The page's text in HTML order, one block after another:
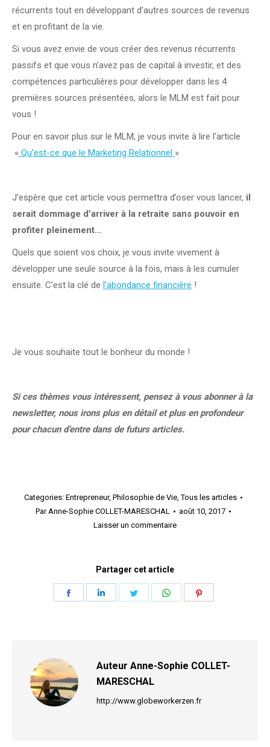
récurrents tout en développant d’autres sources de revenus
et en profitant de la vie.
Si vous avez envie de vous créer des revenus récurrents
passifs et que vous n’avez pas de capital à investir, et des
compétences particulières pour développer dans les 4
premières sources présentées, alors le MLM est fait pour
vous !
Pour en savoir plus sur le MLM, je vous invite à lire l’article
« Qu’est-ce que le Marketing Relationnel »
J’espère que cet article vous permettra d’oser vous lancer, il
serait dommage d’arriver à la retraite sans pouvoir en
profiter pleinement…
Quels que soient vos choix, je vous invite vivement à
développer une seule source à la fois, mais à les cumuler
ensuite. C’est la clé de l’abondance financière !
Je vous souhaite tout le bonheur du monde !
Si ces thèmes vous intéressent, pensez à vous abonner à la
newsletter, nous irons plus en détail et plus en profondeur
pour chacun d’entre dans de futurs articles.
Categories: Entrepreneur, Philosophie de Vie,Tous les articles
ParAnne-Sophie COLLET-MARESCHAL
août 10, 2017
Laisser un commentaire
Partager cet article
Auteur Anne-Sophie COLLET-
MARESCHAL
http://www.globeworkerzen.fr